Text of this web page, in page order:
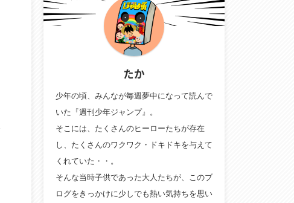
たか
少年の頃、みんなが毎週夢中になって読んで
いた『週刊少年ジャンプ』。
そこには、たくさんのヒーローたちが存在
し、たくさんのワクワク・ドキドキを与えて
くれていた・・。
そんな当時子供であった大人たちが、このブ
ログをきっかけに少しでも熱い気持ちを思い